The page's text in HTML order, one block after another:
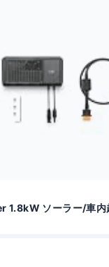
1.8kW ソーラー/車内